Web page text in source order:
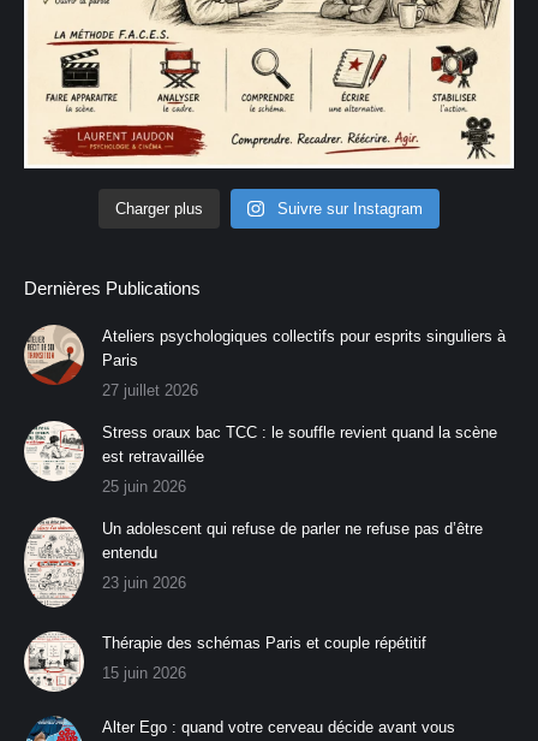
Charger plus Suivre sur Instagram
Dernières Publications
Ateliers psychologiques collectifs pour esprits singuliers à
Paris
27 juillet 2026
Stress oraux bac TCC : le souffle revient quand la scène
est retravaillée
25 juin 2026
Un adolescent qui refuse de parler ne refuse pas d’être
entendu
23 juin 2026
Thérapie des schémas Paris et couple répétitif
15 juin 2026
Alter Ego : quand votre cerveau décide avant vous